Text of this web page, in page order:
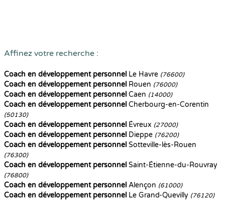
Affinez votre recherche :
Coach en développement personnel Le Havre (76600)
Coach en développement personnel Rouen (76000)
Coach en développement personnel Caen (14000)
Coach en développement personnel Cherbourg-en-Corentin
(50130)
Coach en développement personnel Évreux (27000)
Coach en développement personnel Dieppe (76200)
Coach en développement personnel Sotteville-lès-Rouen
(76300)
Coach en développement personnel Saint-Étienne-du-Rouvray
(76800)
Coach en développement personnel Alençon (61000)
Coach en développement personnel Le Grand-Quevilly (76120)